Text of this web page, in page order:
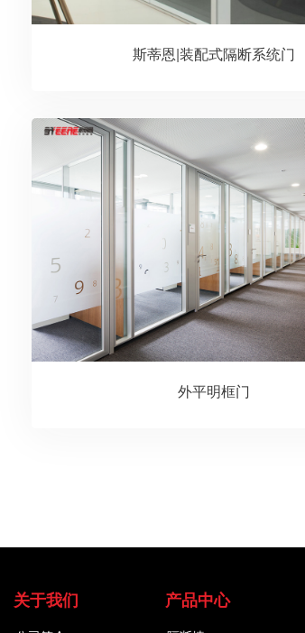
斯蒂恩|装配式隔断系统门
外平明框门
关于我们 产品中心